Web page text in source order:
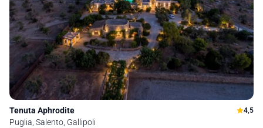
Tenuta Aphrodite 4,5
Puglia, Salento, Gallipoli